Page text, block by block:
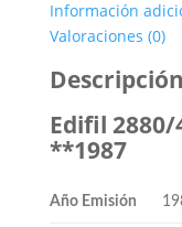
Información
Valoraciones (0)
Descripción
Edifil
**1987
Año Emisión